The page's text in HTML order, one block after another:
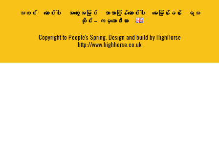
သတင်း ဆောင်းပါး အတွေးအမြင် ဘာသာပြန်ဆောင်းပါး မေးမြန်းခန်း
ရသ
ထိုင်း – ကမ္ဘောဒီးယား
Copyright to People's Spring. Design and build by HighHorse
http://www.highhorse.co.uk